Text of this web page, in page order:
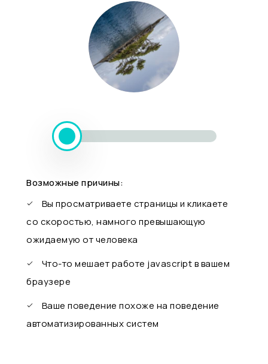
Возможные причины:
Вы просматриваете страницы и кликаете
со скоростью, намного превышающую
ожидаемую от человека
Что-то мешает работе javascript в вашем
браузере
Ваше поведение похоже на поведение
автоматизированных систем